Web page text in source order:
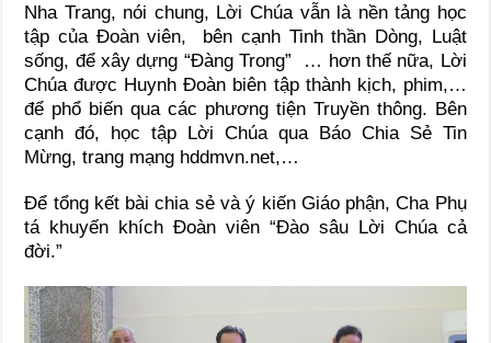
Nha Trang, nói chung, Lời Chúa vẫn là nền tảng học
tập của Đoàn viên, bên cạnh Tinh thần Dòng, Luật
sống, để xây dựng “Đàng Trong” … hơn thế nữa, Lời
Chúa được Huynh Đoàn biên tập thành kịch, phim,…
để phổ biến qua các phương tiện Truyền thông. Bên
cạnh đó, học tập Lời Chúa qua Báo Chia Sẻ Tin
Mừng, trang mạng hddmvn.net,…
Để tổng kết bài chia sẻ và ý kiến Giáo phận, Cha Phụ
tá khuyến khích Đoàn viên “Đào sâu Lời Chúa cả
đời.”